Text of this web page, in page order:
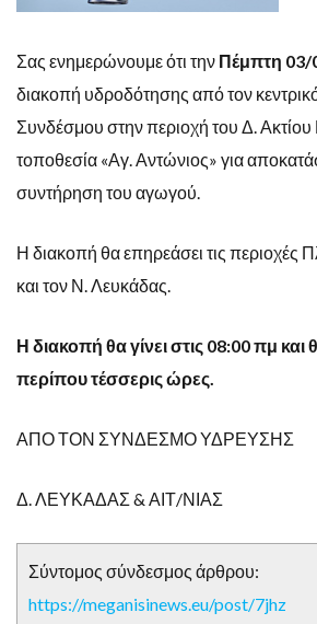
Σας ενημερώνουμε ότι την Πέμπτη 03/
διακοπή υδροδότησης από τον
Συνδέσμου στην περιοχή του Δ. Ακτίου
τοποθεσία «Αγ. Αντώνιος» για
συντήρηση του αγωγού.
Η διακοπή θα επηρεάσει τις περιοχές
και τον Ν. Λευκάδας.
Η διακοπή θα γίνει στις 08:00 πμ και
περίπου τέσσερις ώρες.
ΑΠΟ ΤΟΝ ΣΥΝΔΕΣΜΟ ΥΔΡΕΥΣΗΣ
Δ. ΛΕΥΚΑΔΑΣ & ΑΙΤ/ΝΙΑΣ
Σύντομος σύνδεσμος άρθρου:
https://meganisinews.eu/post/7jhz